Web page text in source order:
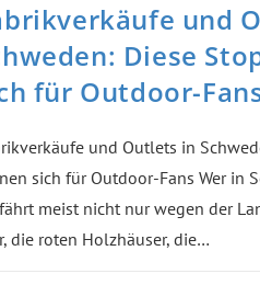
und
Diese
für Outdoor-
und Outlets in
sich für Outdoor-Fans Wer in
meist nicht nur wegen der
die roten Holzhäuser, die…